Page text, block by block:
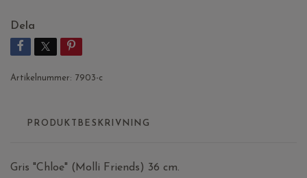
Dela
Artikelnummer: 7903-c
PRODUKTBESKRIVNING
Gris "Chloe" (Molli Friends) 36 cm.